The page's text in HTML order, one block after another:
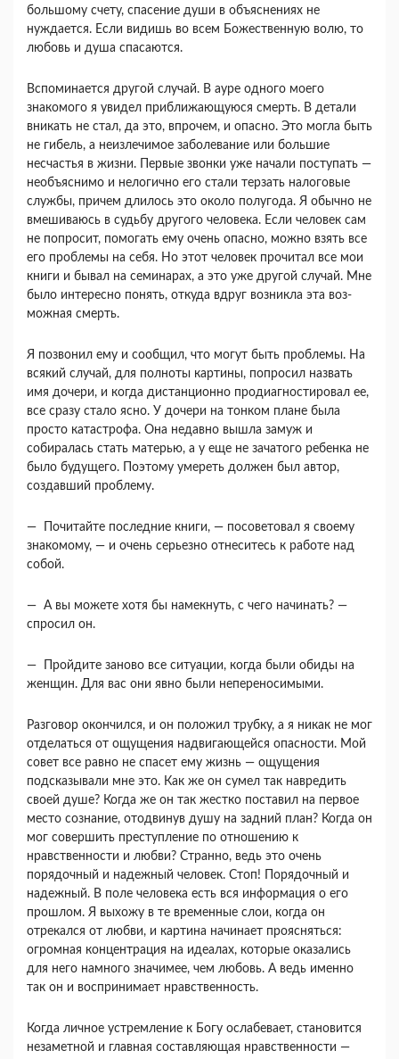
большому счету, спасение души в объ­яснениях не
нуждается. Если видишь во всем Бо­жественную волю, то
любовь и душа спасаются.
Вспоминается другой случай. В ауре одного мо­его
знакомого я увидел приближающуюся смерть. В детали
вникать не стал, да это, впрочем, и опас­но. Это могла быть
не гибель, а неизлечимое забо­левание или большие
несчастья в жизни. Первые звонки уже начали поступать —
необъяснимо и нелогично его стали терзать налоговые
службы, причем длилось это около полугода. Я обычно не
вмешиваюсь в судьбу другого человека. Если че­ловек сам
не попросит, помогать ему очень опас­но, можно взять все
его проблемы на себя. Но этот человек прочитал все мои
книги и бывал на семинарах, а это уже другой случай. Мне
было интересно понять, откуда вдруг возникла эта воз­
можная смерть.
Я позвонил ему и сообщил, что могут быть проблемы. На
всякий случай, для полноты карти­ны, попросил назвать
имя дочери, и когда дистан­ционно продиагностировал ее,
все сразу стало ясно. У дочери на тонком плане была
просто ката­строфа. Она недавно вышла замуж и
собиралась стать матерью, а у еще не зачатого ребенка не
было будущего. Поэтому умереть должен был ав­тор,
создавший проблему.
— Почитайте последние книги, — посоветовал я своему
знакомому, — и очень серьезно отнеси­тесь к работе над
собой.
— А вы можете хотя бы намекнуть, с чего начи­нать? —
спросил он.
— Пройдите заново все ситуации, когда были обиды на
женщин. Для вас они явно были непере­носимыми.
Разговор окончился, и он положил трубку, а я никак не мог
отделаться от ощущения надвигаю­щейся опасности. Мой
совет все равно не спасет ему жизнь — ощущения
подсказывали мне это. Как же он сумел так навредить
своей душе? Когда же он так жестко поставил на первое
место созна­ние, отодвинув душу на задний план? Когда он
мог совершить преступление по отношению к
нравственности и любви? Странно, ведь это очень
порядочный и надежный человек. Стоп! Порядоч­ный и
надежный. В поле человека есть вся инфор­мация о его
прошлом. Я выхожу в те временные слои, когда он
отрекался от любви, и картина на­чинает проясняться:
огромная концентрация на идеалах, которые оказались
для него намного зна­чимее, чем любовь. А ведь именно
так он и вос­принимает нравственность.
Когда личное устремление к Богу ослабевает, становится
незаметной и главная составляющая нравственности —